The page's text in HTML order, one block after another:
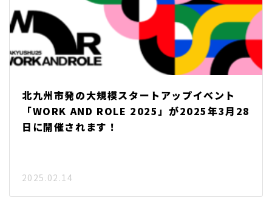
北九州市発の大規模スタートアップイベント
「WORK AND ROLE 2025」が2025年3月28
日に開催されます！
2025.02.14